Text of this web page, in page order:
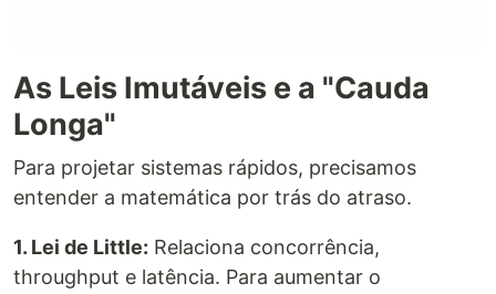
As Leis Imutáveis e a "Cauda
Longa"
Para projetar sistemas rápidos, precisamos
entender a matemática por trás do atraso.
1. Lei de Little: Relaciona concorrência,
throughput e latência. Para aumentar o